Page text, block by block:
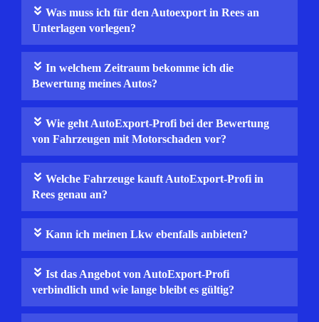
Was muss ich für den Autoexport in Rees an
Unterlagen vorlegen?
In welchem Zeitraum bekomme ich die
Bewertung meines Autos?
Wie geht AutoExport-Profi bei der Bewertung
von Fahrzeugen mit Motorschaden vor?
Welche Fahrzeuge kauft AutoExport-Profi in
Rees genau an?
Kann ich meinen Lkw ebenfalls anbieten?
Ist das Angebot von AutoExport-Profi
verbindlich und wie lange bleibt es gültig?